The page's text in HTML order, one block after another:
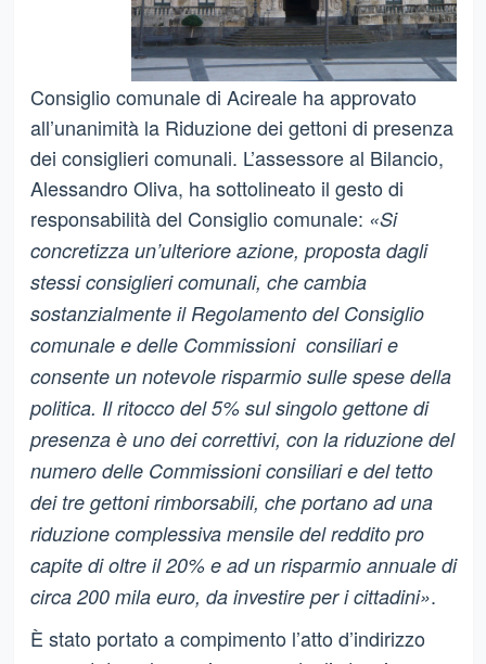
Consiglio comunale di Acireale ha approvato
all’unanimità la Riduzione dei gettoni di presenza
dei consiglieri comunali. L’assessore al Bilancio,
Alessandro Oliva, ha sottolineato il gesto di
responsabilità del Consiglio comunale: «Si
concretizza un’ulteriore azione, proposta dagli
stessi consiglieri comunali, che cambia
sostanzialmente il Regolamento del Consiglio
comunale e delle Commissioni consiliari e
consente un notevole risparmio sulle spese della
politica. Il ritocco del 5% sul singolo gettone di
presenza è uno dei correttivi, con la riduzione del
numero delle Commissioni consiliari e del tetto
dei tre gettoni rimborsabili, che portano ad una
riduzione complessiva mensile del reddito pro
capite di oltre il 20% e ad un risparmio annuale di
circa 200 mila euro, da investire per i cittadini».
È stato portato a compimento l’atto d’indirizzo